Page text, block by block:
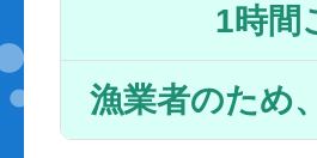
1時間
漁業者のため